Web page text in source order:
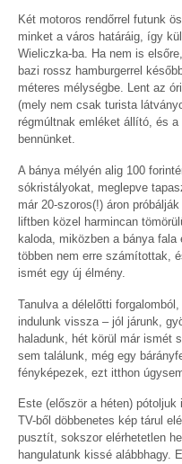
Két motoros rendőrrel futunk
minket a város határáig, így
Wieliczka-ba. Ha nem is
bazi rossz hamburgerrel
méteres mélységbe. Lent az
(mely nem csak turista
régmúltnak emléket állító, és
bennünket.
A bánya mélyén alig 100
sókristályokat, meglepve
már 20-szoros(!) áron
liftben közel harmincan
kaloda, miközben a bánya
többen nem erre számítottak,
ismét egy új élmény.
Tanulva a délelőtti
indulunk vissza – jól járunk,
haladunk, hét körül már ismét
sem találunk, még egy
fényképezek, ezt itthon
Este (először a héten)
TV-ből döbbenetes kép tárul
pusztít, sokszor elérhetetlen
hangulatunk kissé alábbhagy.